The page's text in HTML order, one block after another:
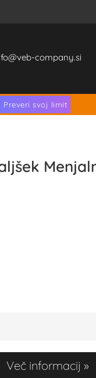
veb-company.si
Preveri svoj limit
Več informacij